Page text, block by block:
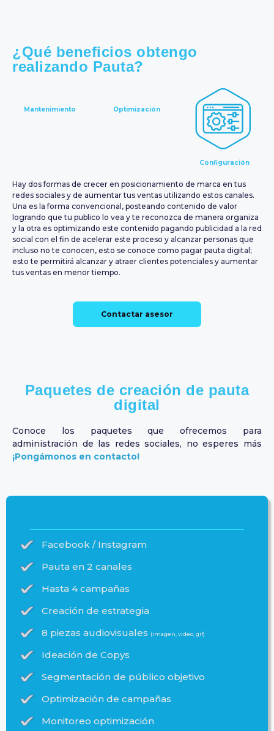
¿Qué beneficios obtengo
realizando Pauta?
Hay dos formas de crecer en posicionamiento de marca en tus
redes sociales y de aumentar tus ventas utilizando estos canales.
Una es la forma convencional, posteando contenido de valor
logrando que tu publico lo vea y te reconozca de manera organiza
y la otra es optimizando este contenido pagando publicidad a la red
social con el fin de acelerar este proceso y alcanzar personas que
incluso no te conocen, esto se conoce como pagar pauta digital;
esto te permitirá alcanzar y atraer clientes potenciales y aumentar
tus ventas en menor tiempo.
Contactar asesor
Configuración
Optimización
Mantenimiento
Paquetes de creación de pauta
digital
Conoce los paquetes que ofrecemos para
administración de las redes sociales, no esperes más
¡Pongámonos en contacto!
Facebook / Instagram
Pauta en 2 canales
Hasta 4 campañas
Creación de estrategia
8 piezas audiovisuales (imagen, video, gif)
Ideación de Copys
Segmentación de público objetivo
Optimización de campañas
Monitoreo optimización